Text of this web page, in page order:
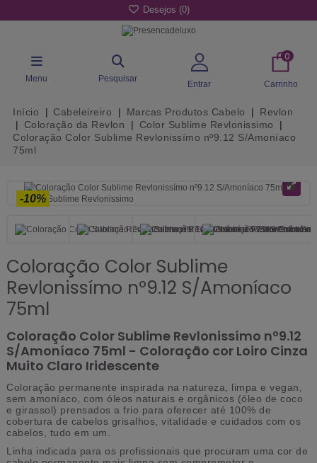
Desejos (0)
Menu Pesquisar
Entrar
0
Carrinho
Início Cabeleireiro Marcas Produtos Cabelo
Revlon
Coloração da Revlon
Color Sublime Revlonissimo
Coloração Color Sublime Revlonissímo nº9.12 S/Amoníaco
75ml
-10%
Coloração Color Sublime
Revlonissímo nº9.12 S/Amoníaco
75ml
Coloração Color Sublime Revlonissímo nº9.12
S/Amoníaco 75ml - Coloração cor Loiro Cinza
Muito Claro Iridescente
Coloração permanente inspirada na natureza, limpa e vegan,
sem amoníaco, com óleos naturais e orgânicos (óleo de coco
e girassol) prensados ​​a frio para oferecer até 100% de
cobertura de cabelos grisalhos, vitalidade e cuidados com os
cabelos, tudo em um.
Linha indicada para os profissionais que procuram uma cor de